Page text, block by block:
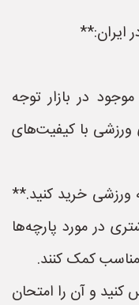
ایران:**
در بازار توجه
ورزشی با کیفیت‌های
خرید کنید.**
در مورد پارچه‌ها
مناسب کمک کنند.
کنید و آن را امتحان